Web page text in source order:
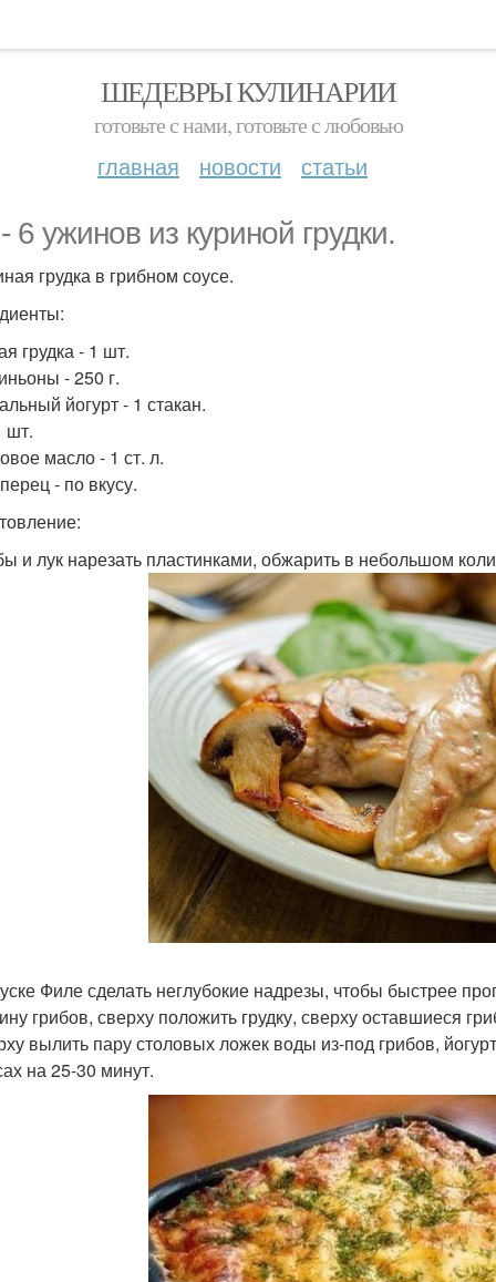
ШЕДЕВРЫ КУЛИНАРИИ
готовьте с нами, готовьте с любовью
главная новости статьи
6 ужинов из куриной грудки.
грудка в грибном соусе.
грудка - 1 шт.
- 250 г.
йогурт - 1 стакан.
шт.
масло - 1 ст. л.
- по вкусу.
и лук нарезать пластинками, обжарить в небольшом
Филе сделать неглубокие надрезы, чтобы быстрее
грибов, сверху положить грудку, сверху оставшиеся
вылить пару столовых ложек воды из-под грибов,
на 25-30 минут.